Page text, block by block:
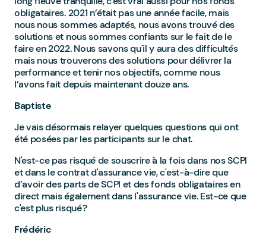
obligataires. 2021 n’était pas une année facile, mais
nous nous sommes adaptés, nous avons trouvé des
solutions et nous sommes confiants sur le fait de le
faire en 2022. Nous savons qu'il y aura des difficultés
mais nous trouverons des solutions pour délivrer la
performance et tenir nos objectifs, comme nous
l’avons fait depuis maintenant douze ans.
Baptiste
Je vais désormais relayer quelques questions qui ont
été posées par les participants sur le chat.
N'est-ce pas risqué de souscrire à la fois dans nos SCPI
et dans le contrat d'assurance vie, c'est-à-dire que
d’avoir des parts de SCPI et des fonds obligataires en
direct mais également dans l'assurance vie. Est-ce que
c'est plus risqué ?
Frédéric